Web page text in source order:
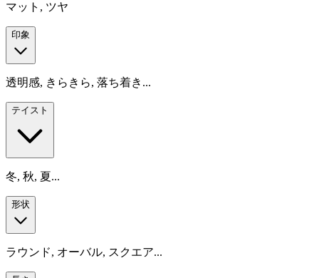
マット, ツヤ
印象
透明感, きらきら, 落ち着き...
テイスト
冬, 秋, 夏...
形状
ラウンド, オーバル, スクエア...